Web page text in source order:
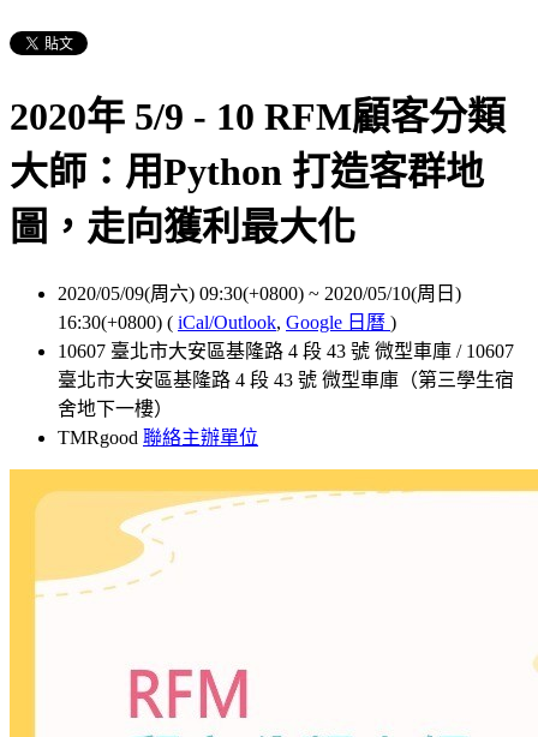
2020年 5/9 - 10 RFM顧客分類
大師：用Python 打造客群地
圖，走向獲利最大化
2020/05/09(周六) 09:30(+0800) ~ 2020/05/10(周日)
16:30(+0800) ( iCal/Outlook, Google 日曆 )
10607 臺北市大安區基隆路 4 段 43 號 微型車庫 / 10607
臺北市大安區基隆路 4 段 43 號 微型車庫（第三學生宿
舍地下一樓）
TMRgood 聯絡主辦單位